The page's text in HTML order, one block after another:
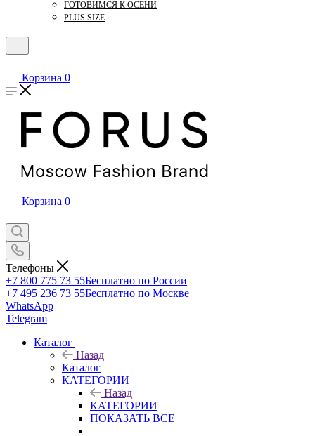
ГОТОВИМСЯ К ОСЕНИ
PLUS SIZE
Корзина 0
Корзина 0
Телефоны
+7 800 775 73 55Бесплатно по России
+7 495 236 73 55Бесплатно по Москве
WhatsApp
Telegram
Каталог
Назад
Каталог
КАТЕГОРИИ
Назад
КАТЕГОРИИ
ПОКАЗАТЬ ВСЕ